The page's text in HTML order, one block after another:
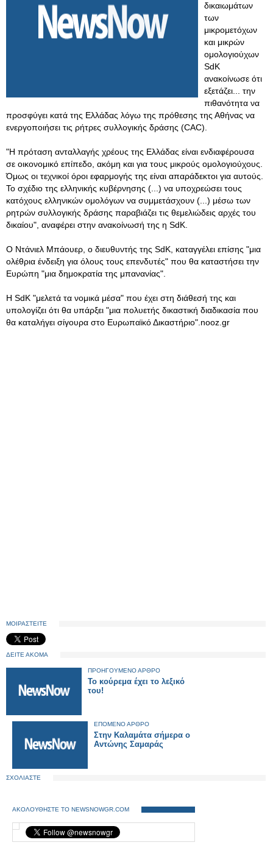
δικαιωμάτων
των
μικρομετόχων
και μικρών
ομολογιούχων
SdK
ανακοίνωσε ότι
εξετάζει... την
πιθανότητα να
προσφύγει κατά της Ελλάδας λόγω της πρόθεσης της Αθήνας να
ενεργοποιήσει τις ρήτρες συλλογικής δράσης (CAC).
"Η πρόταση ανταλλαγής χρέους της Ελλάδας είναι ενδιαφέρουσα
σε οικονομικό επίπεδο, ακόμη και για τους μικρούς ομολογιούχους.
Όμως οι τεχνικοί όροι εφαρμογής της είναι απαράδεκτοι για αυτούς.
Το σχέδιο της ελληνικής κυβέρνησης (...) να υποχρεώσει τους
κατόχους ελληνικών ομολόγων να συμμετάσχουν (...) μέσω των
ρητρών συλλογικής δράσης παραβιάζει τις θεμελιώδεις αρχές του
δικαίου", αναφέρει στην ανακοίνωσή της η SdK.
Ο Ντάνιελ Μπάουερ, ο διευθυντής της SdK, καταγγέλει επίσης "μια
ολέθρια ένδειξη για όλους τους επενδυτές" που θα καταστήσει την
Ευρώπη "μια δημοκρατία της μπανανίας".
Η SdK "μελετά τα νομικά μέσα" που έχει στη διάθεσή της και
υπολογίζει ότι θα υπάρξει "μια πολυετής δικαστική διαδικασία που
θα καταλήγει σίγουρα στο Ευρωπαϊκό Δικαστήριο".nooz.gr
ΜΟΙΡΑΣΤΕΙΤΕ
ΔΕΙΤΕ ΑΚΟΜΑ
ΠΡΟΗΓΟΥΜΕΝΟ ΑΡΘΡΟ
Το κούρεμα έχει το λεξικό
του!
ΕΠΟΜΕΝΟ ΑΡΘΡΟ
Στην Καλαμάτα σήμερα ο
Αντώνης Σαμαράς
ΣΧΟΛΙΑΣΤΕ
ΑΚΟΛΟΥΘΗΣΤΕ ΤΟ NEWSNOWGR.COM